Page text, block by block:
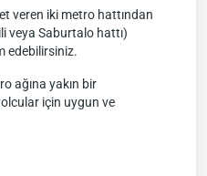
veren iki metro hattından
veya Saburtalo hattı)
edebilirsiniz.
ağına yakın bir
için uygun ve